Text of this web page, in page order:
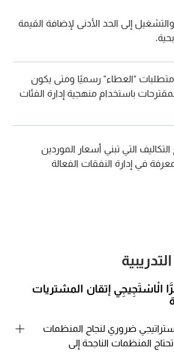
إلى الحد الأدنى لإضافة القيمة
"العطاء" رسميًا ومتى يكون
باستخدام منهجية إدارة الفئات
التي تبني أسعار الموردين
في إدارة النفقات الفعالة
الْاسْتَجِيجِي إتقان المشتريات
ضروري لنجاح المنظمات
المنظمات الناجحة إلى